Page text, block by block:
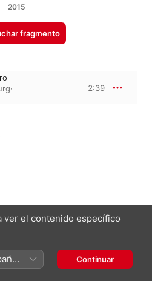
2015
fragmento
·
2:39
Gesualdo
Hamburg
Martin
ver el contenido específico
Continuar